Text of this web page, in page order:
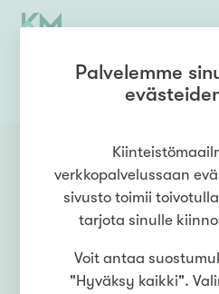
0503615959
Palvelemme
verkkopalvelussaan
sivusto toimii
tarjota sinulle
Voit antaa
"Hyväksy kaikki".